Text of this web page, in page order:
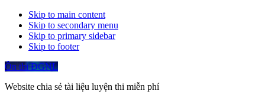
Skip to main content
Skip to secondary menu
Skip to primary sidebar
Skip to footer
Ôn thi ĐGNL
Website chia sẻ tài liệu luyện thi miễn phí